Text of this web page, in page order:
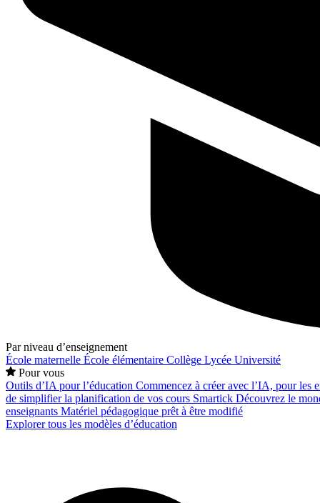
Par niveau d’enseignement
École maternelle École élémentaire Collège Lycée Université
Pour vous
Outils d’IA pour l’éducation Commencez à créer avec l’IA, pour les
de simplifier la planification de vos cours Smartick Découvrez le
enseignants Matériel pédagogique prêt à être modifié
Explorer tous les modèles d’éducation